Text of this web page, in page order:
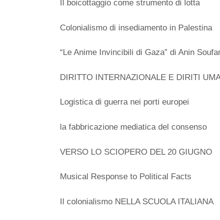
Il boicottaggio come strumento di lotta
Colonialismo di insediamento in Palestina
“Le Anime Invincibili di Gaza” di Anin
DIRITTO INTERNAZIONALE E DIRITI
Logistica di guerra nei porti europei
la fabbricazione mediatica del consenso
VERSO LO SCIOPERO DEL 20 GIUGNO
Musical Response to Political Facts
Il colonialismo NELLA SCUOLA ITALIANA